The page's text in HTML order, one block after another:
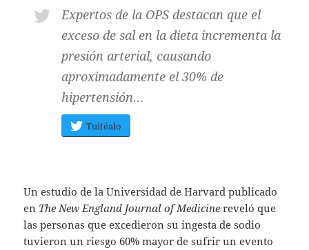
Expertos de la OPS destacan que el
exceso de sal en la dieta incrementa la
presión arterial, causando
aproximadamente el 30% de
hipertensión…
Tuitéalo
Un estudio de la Universidad de Harvard publicado
en The New England Journal of Medicine reveló que
las personas que excedieron su ingesta de sodio
tuvieron un riesgo 60% mayor de sufrir un evento